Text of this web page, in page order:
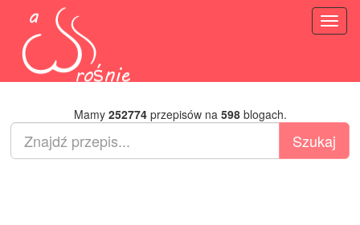
Mamy 252774przepisów na 598blogach.